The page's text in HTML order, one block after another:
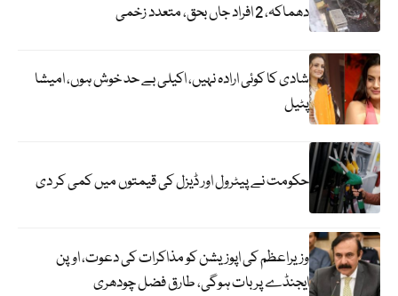
دھماکہ، 2 افراد جاں بحق، متعدد زخمی
شادی کا کوئی ارادہ نہیں، اکیلی بے حد خوش ہوں، امیشا
پٹیل
حکومت نے پیٹرول اور ڈیزل کی قیمتوں میں کمی کر دی
وزیراعظم کی اپوزیشن کو مذاکرات کی دعوت، اوپن
ایجنڈے پر بات ہوگی، طارق فضل چودھری